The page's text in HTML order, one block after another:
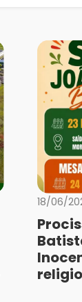
18/06/